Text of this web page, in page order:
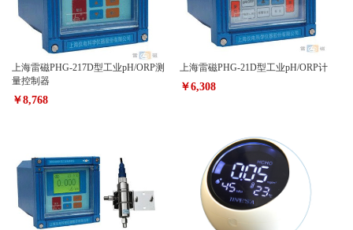
上海雷磁PHG-217D型工业pH/ORP测
量控制器
￥8,768
上海雷磁PHG-21D型工业pH/ORP计
￥6,308